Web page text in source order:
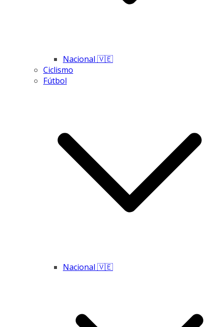
Nacional 🇻🇪
Ciclismo
Fútbol
Nacional 🇻🇪